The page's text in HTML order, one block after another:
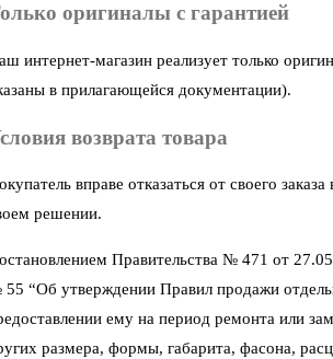
оригиналы с гарантией
интернет-магазин реализует только
в прилагающейся документации).
возврата товара
вправе отказаться от своего
решении.
Правительства № 471 от
“Об утверждении Правил продажи
ему на период ремонта или
размера, формы, габарита, фасона,